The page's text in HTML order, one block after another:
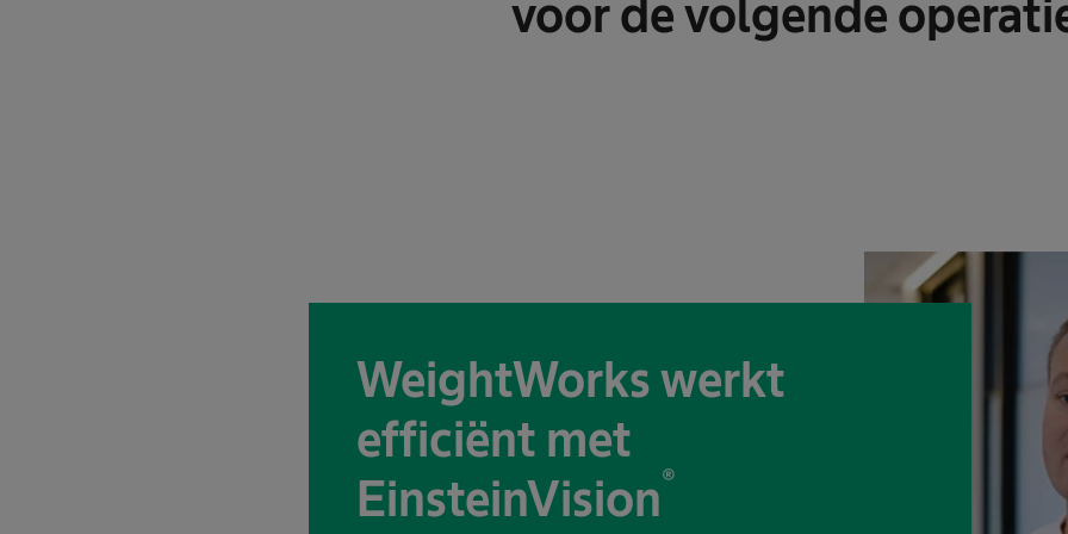
voor de volgende
WeightWorks werkt
efficiënt met
EinsteinVision®